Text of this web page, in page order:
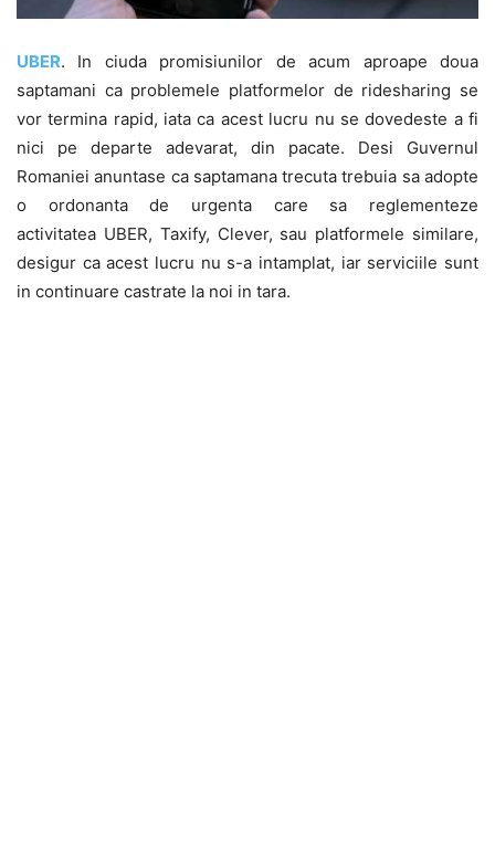
UBER. In ciuda promisiunilor de acum aproape doua
saptamani ca problemele platformelor de ridesharing se
vor termina rapid, iata ca acest lucru nu se dovedeste a fi
nici pe departe adevarat, din pacate. Desi Guvernul
Romaniei anuntase ca saptamana trecuta trebuia sa adopte
o ordonanta de urgenta care sa reglementeze
activitatea UBER, Taxify, Clever, sau platformele similare,
desigur ca acest lucru nu s-a intamplat, iar serviciile sunt
in continuare castrate la noi in tara.